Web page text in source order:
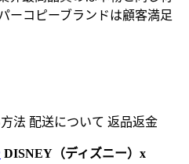
ーコピーブランドは顧客満足
法 配送について 返品返金
DISNEY（ディズニー）x